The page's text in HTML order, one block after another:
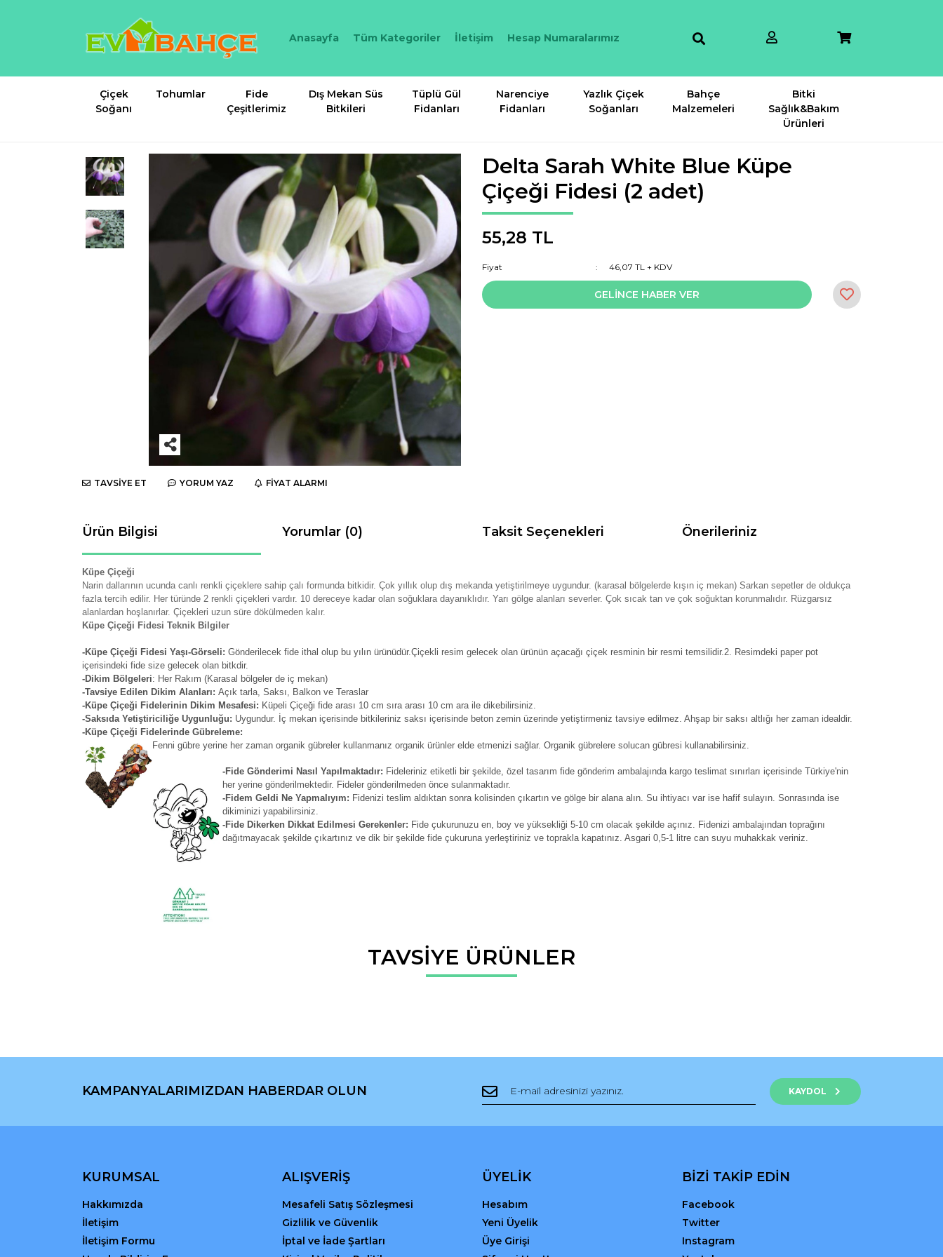
Anasayfa Tüm Kategoriler İletişim Hesap Numaralarımız
Çiçek
Soğanı
Tohumlar
Fide
Çeşitlerimiz
Dış Mekan Süs
Bitkileri
Tüplü Gül
Fidanları
Narenciye
Fidanları
Yazlık Çiçek
Soğanları
Bahçe
Malzemeleri
Bitki
Sağlık&Bakım
Ürünleri
TAVSİYE ET YORUM YAZ FİYAT ALARMI
Delta Sarah White Blue Küpe
Çiçeği Fidesi (2 adet)
55,28 TL
Fiyat 46,07 TL + KDV
GELİNCE HABER VER
Ürün Bilgisi Yorumlar (0) Taksit Seçenekleri Önerileriniz
Küpe Çiçeği
Narin dallarının ucunda canlı renkli çiçeklere sahip çalı formunda bitkidir. Çok yıllık olup dış mekanda yetiştirilmeye uygundur. (karasal bölgelerde kışın iç mekan) Sarkan sepetler de oldukça
fazla tercih edilir. Her türünde 2 renkli çiçekleri vardır. 10 dereceye kadar olan soğuklara dayanıklıdır. Yarı gölge alanları severler. Çok sıcak tan ve çok soğuktan korunmalıdır. Rüzgarsız
alanlardan hoşlanırlar. Çiçekleri uzun süre dökülmeden kalır.
Küpe Çiçeği Fidesi Teknik Bilgiler
-Küpe Çiçeği Fidesi Yaşı-Görseli: Gönderilecek fide ithal olup bu yılın ürünüdür.Çiçekli resim gelecek olan ürünün açacağı çiçek resminin bir resmi temsilidir.2. Resimdeki paper pot
içerisindeki fide size gelecek olan bitkdir.
-Dikim Bölgeleri: Her Rakım (Karasal bölgeler de iç mekan)
-Tavsiye Edilen Dikim Alanları: Açık tarla, Saksı, Balkon ve Teraslar
-Küpe Çiçeği Fidelerinin Dikim Mesafesi: Küpeli Çiçeği fide arası 10 cm sıra arası 10 cm ara ile dikebilirsiniz.
-Saksıda Yetiştiriciliğe Uygunluğu: Uygundur. İç mekan içerisinde bitkileriniz saksı içerisinde beton zemin üzerinde yetiştirmeniz tavsiye edilmez. Ahşap bir saksı altlığı her zaman idealdir.
-Küpe Çiçeği Fidelerinde Gübreleme:
Fenni gübre yerine her zaman organik gübreler kullanmanız organik ürünler elde etmenizi sağlar. Organik gübrelere solucan gübresi kullanabilirsiniz.
-Fide Gönderimi Nasıl Yapılmaktadır: Fideleriniz etiketli bir şekilde, özel tasarım fide gönderim ambalajında kargo teslimat sınırları içerisinde Türkiye'nin
her yerine gönderilmektedir. Fideler gönderilmeden önce sulanmaktadır.
-Fidem Geldi Ne Yapmalıyım: Fidenizi teslim aldıktan sonra kolisinden çıkartın ve gölge bir alana alın. Su ihtiyacı var ise hafif sulayın. Sonrasında ise
dikiminizi yapabilirsiniz.
-Fide Dikerken Dikkat Edilmesi Gerekenler: Fide çukurunuzu en, boy ve yüksekliği 5-10 cm olacak şekilde açınız. Fidenizi ambalajından toprağını
dağıtmayacak şekilde çıkartınız ve dik bir şekilde fide çukuruna yerleştiriniz ve toprakla kapatınız. Asgari 0,5-1 litre can suyu muhakkak veriniz.
Bu ürüne ilk yorumu siz yapın!
Bu ürünün fiyat bilgisi, resim, ürün açıklamalarında ve diğer konularda yetersiz gördüğünüz noktaları öneri formunu kullanarak tarafımıza iletebilirsiniz.
TAVSİYE ÜRÜNLER
KAMPANYALARIMIZDAN HABERDAR OLUN KAYDOL
KURUMSAL
Hakkımızda
İletişim
İletişim Formu
ALIŞVERİŞ
Mesafeli Satış Sözleşmesi
Gizlilik ve Güvenlik
İptal ve İade Şartları
ÜYELİK
Hesabım
Yeni Üyelik
Üye Girişi
BİZİ TAKİP EDİN
Facebook
Twitter
Instagram